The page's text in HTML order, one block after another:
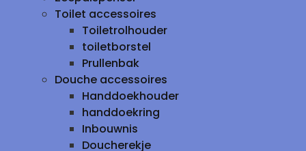
Toilet accessoires
Toiletrolhouder
toiletborstel
Prullenbak
Douche accessoires
Handdoekhouder
handdoekring
Inbouwnis
Doucherekje